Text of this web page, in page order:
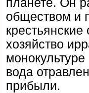
планете. Он
обществом и
хозяйство
вода
прибыли.